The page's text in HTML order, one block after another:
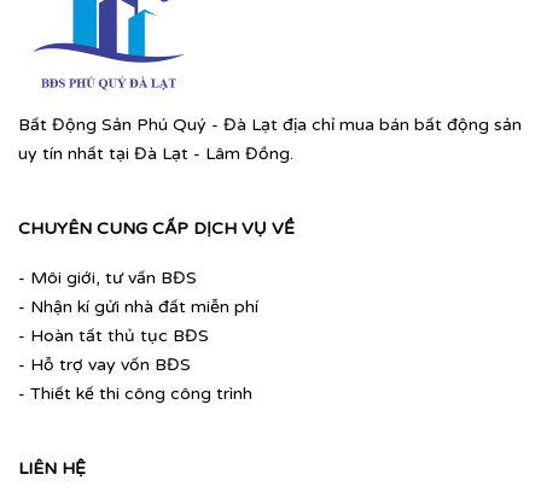
Bất Động Sản Phú Quý - Đà Lạt địa chỉ mua bán bất động sản
uy tín nhất tại Đà Lạt - Lâm Đồng.
CHUYÊN CUNG CẤP DỊCH VỤ VỀ
- Môi giới, tư vấn BĐS
- Nhận kí gửi nhà đất miễn phí
- Hoàn tất thủ tục BĐS
- Hỗ trợ vay vốn BĐS
- Thiết kế thi công công trình
LIÊN HỆ